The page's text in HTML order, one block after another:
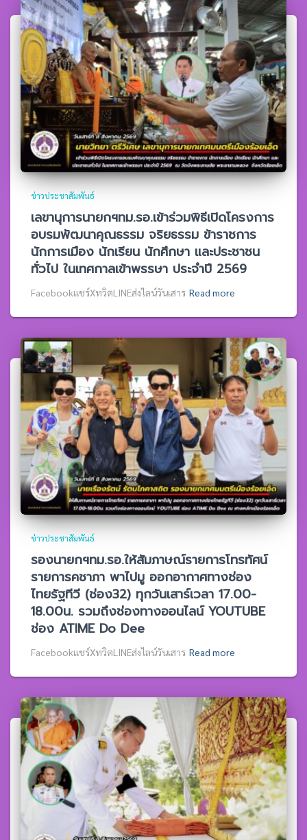
ข่าวประชาสัมพันธ์
เลขานุการนายกฯทม.รอ.เข้าร่วมพิธีเปิดโครงการ
อบรมพัฒนาคุณธรรม จริยธรรม ข้าราชการ
นักการเมือง นักเรียน นักศึกษา และประชาชน
ทั่วไป ในเทศกาลเข้าพรรษา ประจำปี 2569
Facebookแชร์XทวิตLINEส่งไลน์วันเสาร Read more
ข่าวประชาสัมพันธ์
รองนายกฯทม.รอ.ให้สัมภาษณ์รายการโทรทัศน์
รายการคชาภา พาไปมู ออกอากาศทางช่อง
ไทยรัฐทีวี (ช่อง32) ทุกวันเสาร์เวลา 17.00-
18.00น. รวมถึงช่องทางออนไลน์ YOUTUBE
ช่อง ATIME Do Dee
Facebookแชร์XทวิตLINEส่งไลน์วันเสาร Read more